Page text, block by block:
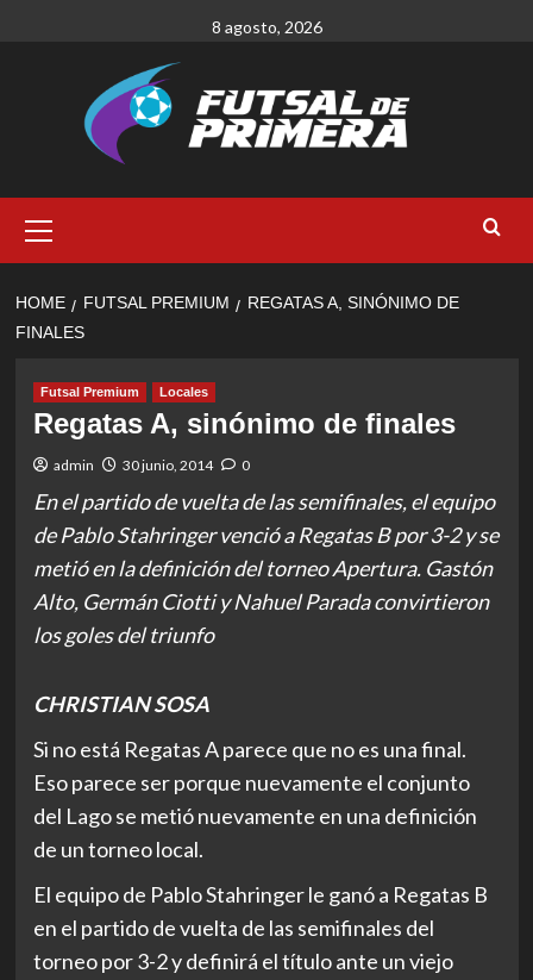
8 agosto, 2026
Menu
HOME FUTSAL PREMIUM
REGATAS A, SINÓNIMO DE
FINALES
Futsal Premium Locales
Regatas A, sinónimo de finales
admin 30 junio, 2014 0
En el partido de vuelta de las semifinales, el equipo
de Pablo Stahringer venció a Regatas B por 3-2 y se
metió en la definición del torneo Apertura. Gastón
Alto, Germán Ciotti y Nahuel Parada convirtieron
los goles del triunfo
CHRISTIAN SOSA
Si no está Regatas A parece que no es una final.
Eso parece ser porque nuevamente el conjunto
del Lago se metió nuevamente en una definición
de un torneo local.
El equipo de Pablo Stahringer le ganó a Regatas B
en el partido de vuelta de las semifinales del
torneo por 3-2 y definirá el título ante un viejo